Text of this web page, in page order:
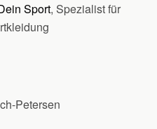
Sport, Spezialist für
Petersen